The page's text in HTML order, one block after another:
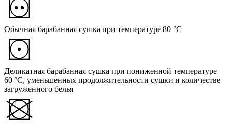
Обычная барабанная сушка при температуре 80 °C
Деликатная барабанная сушка при пониженной температуре
60 °C, уменьшенных продолжительности сушки и количестве
загруженного белья